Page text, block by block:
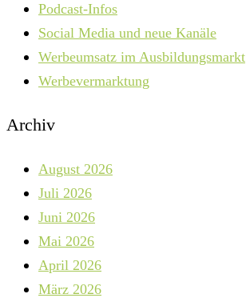
Podcast-Infos
Social Media und neue Kanäle
Werbeumsatz im Ausbildungsmarkt
Werbevermarktung
Archiv
August 2026
Juli 2026
Juni 2026
Mai 2026
April 2026
März 2026